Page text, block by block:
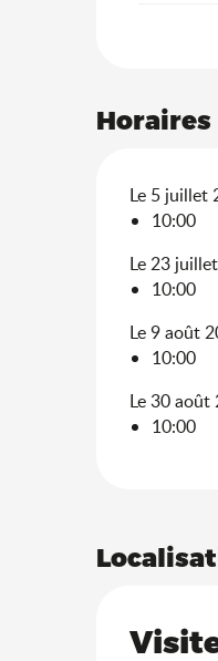
Horaires
Le 5 juillet
10:00
Le 23
10:00
Le 9 août
10:00
Le 30 août
10:00